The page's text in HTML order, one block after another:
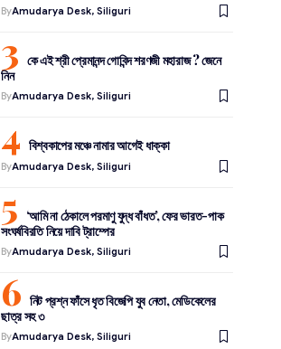
ByAmudarya Desk, Siliguri
কে এই শ্রী প্রেমানন্দ গোবিন্দ শরণজী মহারাজ ? জেনে
নিন
ByAmudarya Desk, Siliguri
বিশ্বকাপের মঞ্চে নামার আগেই ধাক্কা
ByAmudarya Desk, Siliguri
‘আমি না ঠেকালে পরমাণু যুদ্ধ বাঁধত’, ফের ভারত-পাক
সংঘর্ষবিরতি নিয়ে দাবি ট্রাম্পের
ByAmudarya Desk, Siliguri
নিট প্রশ্ন ফাঁসে ধৃত বিজেপি যুব নেতা, মেডিকেলের
ছাত্র সহ ৩
ByAmudarya Desk, Siliguri